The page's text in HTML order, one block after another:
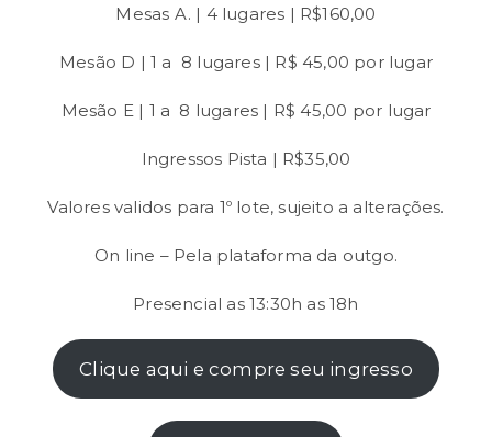
Mesas A. | 4 lugares | R$160,00
Mesão D | 1 a 8 lugares | R$ 45,00 por lugar
Mesão E | 1 a 8 lugares | R$ 45,00 por lugar
Ingressos Pista | R$35,00
Valores validos para 1º lote, sujeito a alterações.
On line – Pela plataforma da outgo.
Presencial as 13:30h as 18h
Clique aqui e compre seu ingresso